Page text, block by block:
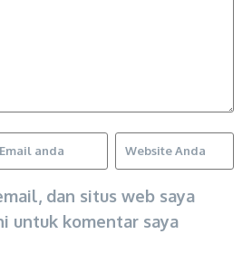
dan situs web saya
untuk komentar saya